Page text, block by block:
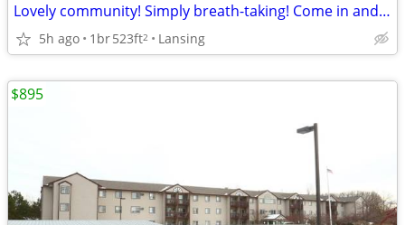
Lovely community! Simply breath-taking! Come in and see for yourself!
5h ago 1br523ft2 Lansing
$895